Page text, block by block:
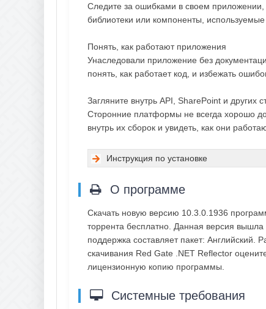
Следите за ошибками в своем приложении,
библиотеки или компоненты,
Понять, как работают приложения
Унаследовали приложение без
понять, как работает код, и избежать
Загляните внутрь API, SharePoint и других
Сторонние платформы не всегда хорошо
внутрь их сборок и увидеть, как они
Инструкция по установке
О программе
Скачать новую версию 10.3.0.1936
торрента бесплатно. Данная версия
поддержка составляет пакет: Английский.
скачивания Red Gate .NET Reflector
лицензионную копию программы.
Системные требования